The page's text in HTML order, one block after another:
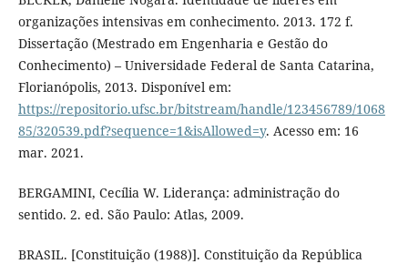
organizações intensivas em conhecimento. 2013. 172 f.
Dissertação (Mestrado em Engenharia e Gestão do
Conhecimento) – Universidade Federal de Santa Catarina,
Florianópolis, 2013. Disponível em:
https://repositorio.ufsc.br/bitstream/handle/123456789/1068
85/320539.pdf?sequence=1&isAllowed=y. Acesso em: 16
mar. 2021.
BERGAMINI, Cecília W. Liderança: administração do
sentido. 2. ed. São Paulo: Atlas, 2009.
BRASIL. [Constituição (1988)]. Constituição da República